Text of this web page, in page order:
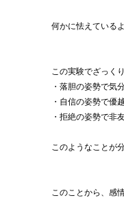
何かに怯えている
この実験でざっくり
・落胆の姿勢で気
・自信の姿勢で優
・拒絶の姿勢で非
このようなことが
このことから、感